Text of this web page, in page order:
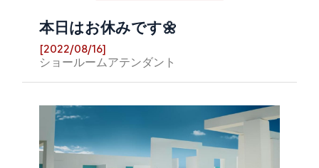
本日はお休みです🌼
[2022/08/16]
ショールームアテンダント